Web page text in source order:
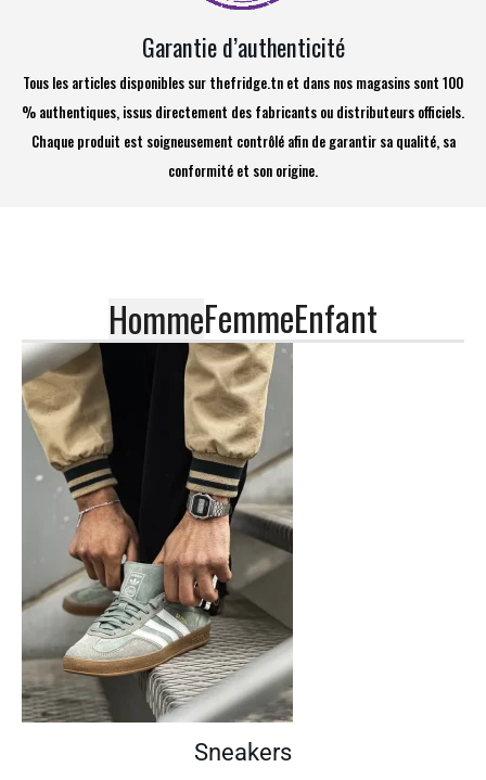
Garantie d’authenticité
Tous les articles disponibles sur thefridge.tn et dans nos magasins sont 100
% authentiques, issus directement des fabricants ou distributeurs officiels.
Chaque produit est soigneusement contrôlé afin de garantir sa qualité, sa
conformité et son origine.
HommeFemmeEnfant
Sneakers